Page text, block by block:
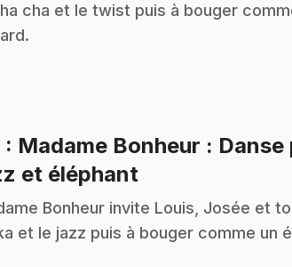
cha et le twist puis à bouger
: Madame Bonheur : Danse
et éléphant
Bonheur invite Louis, Josée et
et le jazz puis à bouger comme un